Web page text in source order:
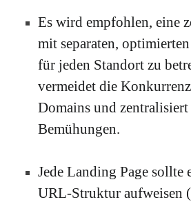
Es wird empfohlen, eine
mit separaten,
für jeden Standort zu
vermeidet die
Domains und
Bemühungen.
Jede Landing Page sollte
URL-Struktur aufweisen